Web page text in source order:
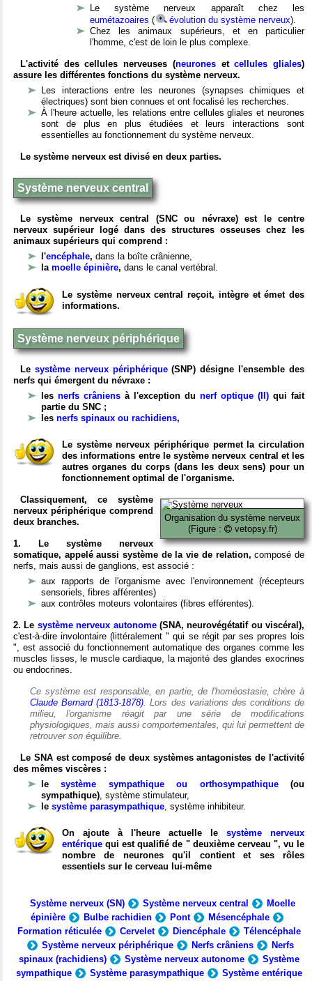
Le système nerveux apparaît chez les
eumétazoaires ( évolution du système nerveux).
Chez les animaux supérieurs, et en particulier
l'homme, c'est de loin le plus complexe.
L'activité des cellules nerveuses (neuronesetcellules gliales)
assure les différentes fonctions du système nerveux.
Les interactions entre les neurones (synapses chimiques et
électriques) sont bien connues et ont focalisé les recherches.
À l'heure actuelle, les relations entre cellules gliales et neurones
sont de plus en plus étudiées et leurs interactions sont
essentielles au fonctionnement du système nerveux.
Le système nerveux est divisé en deux parties.
Système nerveux central
Le système nerveux central (SNC ou névraxe) est le centre
nerveux supérieur logé dans des structures osseuses chez les
animaux supérieurs qui comprend :
l'encéphale, dans la boîte crânienne,
la moelle épinière, dans le canal vertébral.
Le système nerveux central reçoit, intègre et émet des
informations.
Système nerveux périphérique
Le système nerveux périphérique(SNP) désigne l'ensemble des
nerfs qui émergent du névraxe :
les nerfs crâniens à l'exception du nerf optique (II) qui fait
partie du SNC ;
les nerfs spinaux ou rachidiens,
Le système nerveux périphérique permet la circulation
des informations entre le système nerveux central et les
autres organes du corps (dans les deux sens) pour un
fonctionnement optimal de l'organisme.
Organisation du système nerveux
(Figure :
vetopsy.fr)
Classiquement, ce système
nerveux périphérique comprend
deux branches.
1. Le système nerveux
somatique, appelé aussi système de la vie de relation, composé de
nerfs, mais aussi de ganglions, est associé :
aux rapports de l'organisme avec l'environnement (récepteurs
sensoriels, fibres afférentes)
aux contrôles moteurs volontaires (fibres efférentes).
2. Le système nerveux autonome(SNA, neurovégétatif ou viscéral),
c'est-à-dire involontaire (littéralement " qui se régit par ses propres lois
", est associé du fonctionnement automatique des organes comme les
muscles lisses, le muscle cardiaque, la majorité des glandes exocrines
ou endocrines.
Ce système est responsable, en partie, de l'homéostasie, chère à
Claude Bernard (1813-1878). Lors des variations des conditions de
milieu, l'organisme réagit par une série de modifications
physiologiques, mais aussi comportementales, qui lui permettent de
retrouver son équilibre.
Le SNA est composé de deux systèmes antagonistes de l'activité
des mêmes viscères :
lesystème sympathique ou orthosympathique(ou
sympathique), système stimulateur,
le système parasympathique, système inhibiteur.
On ajoute à l'heure actuelle le système nerveux
entérique qui est qualifié de " deuxième cerveau ", vu le
nombre de neurones qu'il contient et ses rôles
essentiels sur le cerveau lui-même
Système nerveux (SN) Système nerveux central
Moelle
épinière
Bulbe rachidien Pont
Mésencéphale
Formation réticulée
Cervelet Diencéphale
Télencéphale
Système nerveux périphérique
Nerfs crâniens
Nerfs
spinaux (rachidiens)
Système nerveux autonome
Système
sympathique
Système parasympathique
Système entérique